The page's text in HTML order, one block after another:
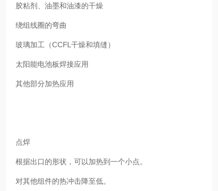
胶粘剂、油墨和油漆的干燥
绕组线圈的弯曲
玻璃加工（CCFL干燥和填缝）
太阳能电池板焊接应用
其他部分加热应用
点焊
根据出口的形状，可以加热到一个小点。
对其他组件的热冲击降至低。